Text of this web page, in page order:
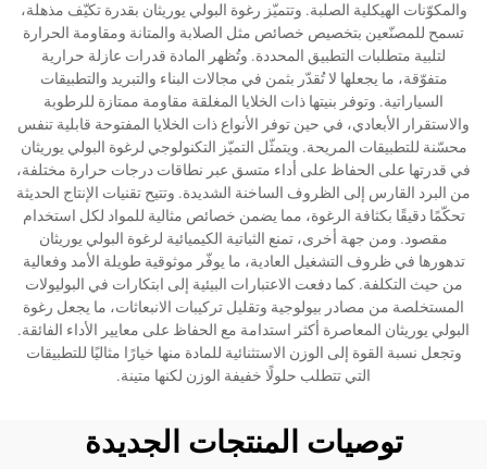
والمكوّنات الهيكلية الصلبة. وتتميّز رغوة البولي يوريثان بقدرة تكيّف مذهلة،
تسمح للمصنّعين بتخصيص خصائص مثل الصلابة والمتانة ومقاومة الحرارة
لتلبية متطلبات التطبيق المحددة. وتُظهر المادة قدرات عازلة حرارية
متفوّقة، ما يجعلها لا تُقدّر بثمن في مجالات البناء والتبريد والتطبيقات
السياراتية. وتوفر بنيتها ذات الخلايا المغلقة مقاومة ممتازة للرطوبة
والاستقرار الأبعادي، في حين توفر الأنواع ذات الخلايا المفتوحة قابلية تنفس
محسّنة للتطبيقات المريحة. ويتمثّل التميّز التكنولوجي لرغوة البولي يوريثان
في قدرتها على الحفاظ على أداء متسق عبر نطاقات درجات حرارة مختلفة،
من البرد القارس إلى الظروف الساخنة الشديدة. وتتيح تقنيات الإنتاج الحديثة
تحكّمًا دقيقًا بكثافة الرغوة، مما يضمن خصائص مثالية للمواد لكل استخدام
مقصود. ومن جهة أخرى، تمنع الثباتية الكيميائية لرغوة البولي يوريثان
تدهورها في ظروف التشغيل العادية، ما يوفّر موثوقية طويلة الأمد وفعالية
من حيث التكلفة. كما دفعت الاعتبارات البيئية إلى ابتكارات في البوليولات
المستخلصة من مصادر بيولوجية وتقليل تركيبات الانبعاثات، ما يجعل رغوة
البولي يوريثان المعاصرة أكثر استدامة مع الحفاظ على معايير الأداء الفائقة.
وتجعل نسبة القوة إلى الوزن الاستثنائية للمادة منها خيارًا مثاليًا للتطبيقات
التي تتطلب حلولًا خفيفة الوزن لكنها متينة.
توصيات المنتجات الجديدة